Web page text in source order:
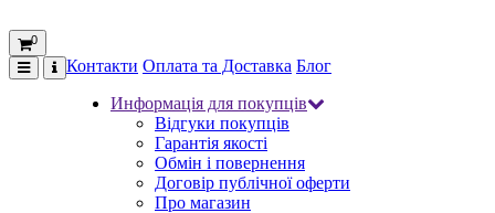
0
Контакти Оплата та Доставка Блог
Информація для покупців
Відгуки покупців
Гарантія якості
Обмін і повернення
Договір публічної оферти
Про магазин